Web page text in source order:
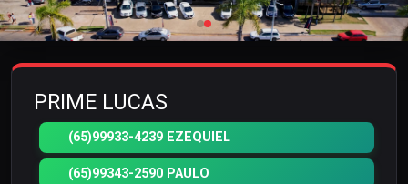
PRIME LUCAS
(65)99933-4239 EZEQUIEL
(65)99343-2590 PAULO